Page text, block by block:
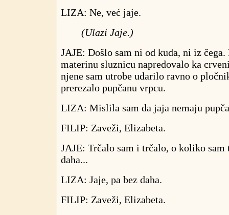
LIZA: Ne, već jaje.
(Ulazi Jaje.)
JAJE: Došlo sam ni od kuda, ni iz
materinu sluznicu napredovalo ka
njene sam utrobe udarilo ravno o
prerezalo pupčanu vrpcu.
LIZA: Mislila sam da jaja nemaju
FILIP: Zaveži, Elizabeta.
JAJE: Trčalo sam i trčalo, o koliko sam
daha...
LIZA: Jaje, pa bez daha.
FILIP: Zaveži, Elizabeta.